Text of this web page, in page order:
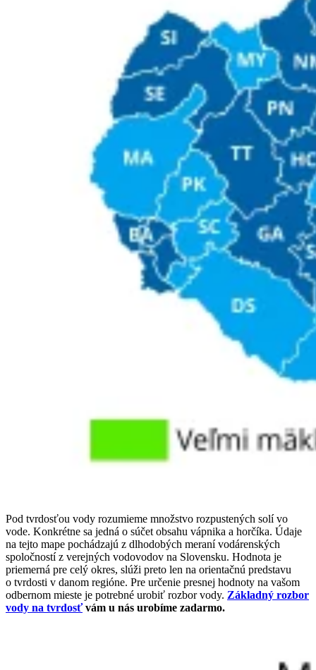
Pod tvrdosťou vody rozumieme množstvo rozpustených solí vo
vode. Konkrétne sa jedná o súčet obsahu vápnika a horčíka. Údaje
na tejto mape pochádzajú z dlhodobých meraní vodárenských
spoločností z verejných vodovodov na Slovensku. Hodnota je
priemerná pre celý okres, slúži preto len na orientačnú predstavu
o tvrdosti v danom regióne. Pre určenie presnej hodnoty na vašom
odbernom mieste je potrebné urobiť rozbor vody. Základný rozbor
vody na tvrdosťvám u nás urobíme zadarmo.